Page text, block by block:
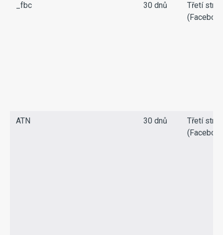
_fbc 30 dnů
Třetí
ATN 30 dnů
Třetí